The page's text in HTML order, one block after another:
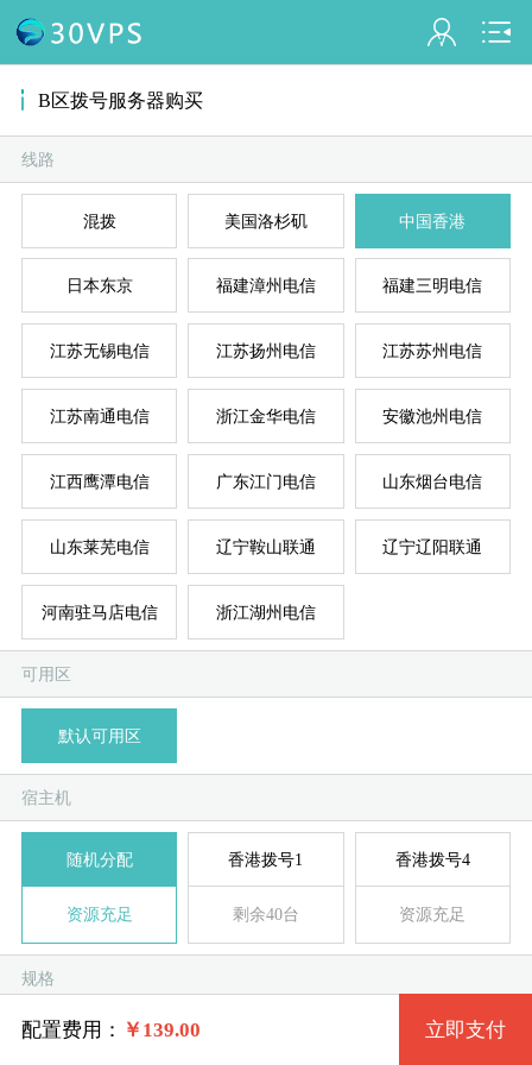
会员名：
充值
订单管理
进入控制台
退出
B区拨号服务器购买
线路
混拨 美国洛杉矶 中国香港
日本东京 福建漳州电信 福建三明电信
江苏无锡电信 江苏扬州电信 江苏苏州电信
江苏南通电信 浙江金华电信 安徽池州电信
江西鹰潭电信 广东江门电信 山东烟台电信
山东莱芜电信 辽宁鞍山联通 辽宁辽阳联通
河南驻马店电信 浙江湖州电信
可用区
默认可用区
宿主机
随机分配
资源充足
香港拨号1
剩余40台
香港拨号4
资源充足
规格
标准规格组
标准型 Small.4 2核 1G
标准型 Medium.1 1核 2G
标准型 Medium.2 2核 2G
标准型 Medium.3 4核 2G
系统类别
Windows拨号
Windows 2003 32位
Windows XP 32位
Windows 7 64位
Windows 2008R2 64位
配置费用： ￥ 139.00 立即支付